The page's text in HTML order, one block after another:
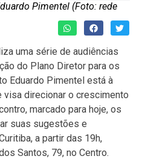
Pimentel (Foto: rede
uma série de audiências
do Plano Diretor para os
Eduardo Pimentel está à
direcionar o crescimento
marcado para hoje, os
suas sugestões e
a partir das 19h,
Santos, 79, no Centro.